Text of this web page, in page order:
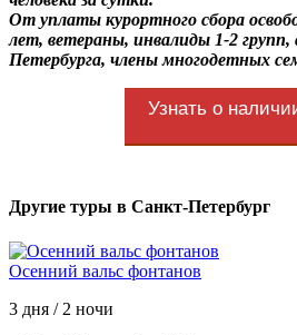
От уплаты курортного сбора
лет, ветераны, инвалиды 1-2
Петербурга, члены многодетных
Узнать о
Другие туры в Санкт-Петербург
Осенний вальс фонтанов
3 дня / 2 ночи